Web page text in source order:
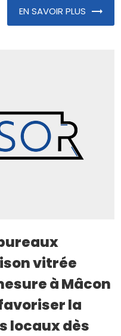
EN SAVOIR PLUS
vitrée
à Mâcon
la
locaux dès